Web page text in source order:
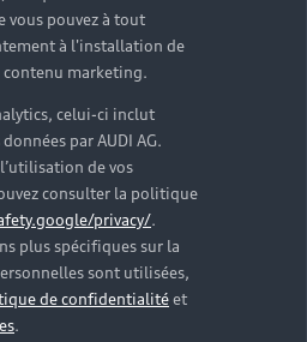
Audi A3.
vous pouvez à tout
à l'installation de
marketing.
celui-ci inclut
par AUDI AG.
de vos
consulter la politique
privacy/.
plus spécifiques sur la
sont utilisées,
de confidentialitéet
.